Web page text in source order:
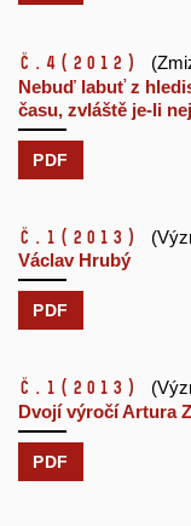
č.4 (2012)
Nebuď labuť z
času, zvláště je-li
PDF
č.1 (2013)
Václav Hrubý
PDF
č.1 (2013)
Dvojí výročí Artura
PDF